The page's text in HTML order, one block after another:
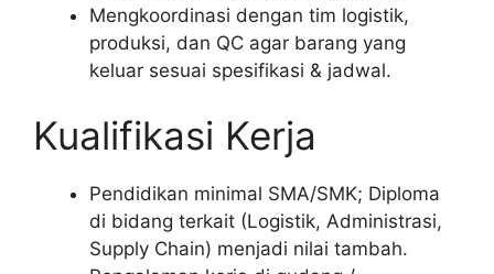
Mengkoordinasi dengan tim logistik,
produksi, dan QC agar barang yang
keluar sesuai spesifikasi & jadwal.
Kualifikasi Kerja
Pendidikan minimal SMA/SMK; Diploma
di bidang terkait (Logistik, Administrasi,
Supply Chain) menjadi nilai tambah.